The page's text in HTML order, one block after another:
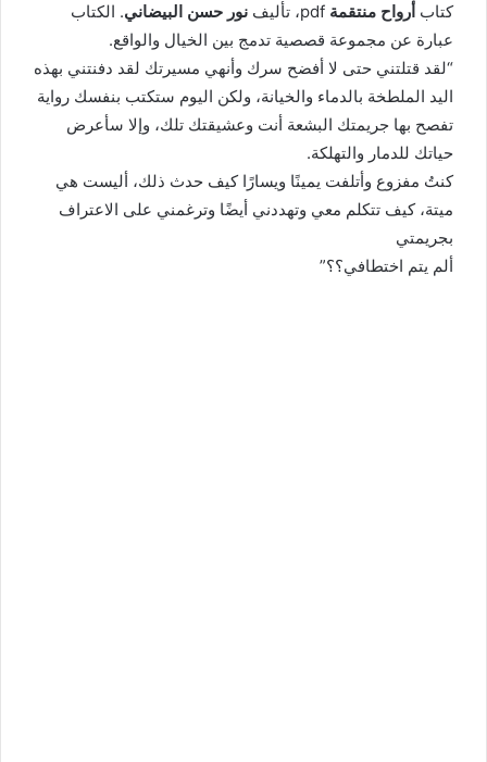
كتاب أرواح منتقمة نور حسن البيضاني. الكتاب
عبارة عن مجموعة قصصية تدمج بين الخيال والواقع.
“لقد قتلتني حتى لا أفضح سرك وأنهي مسيرتك لقد دفنتني بهذه
اليد الملطخة بالدماء والخيانة، ولكن اليوم ستكتب بنفسك رواية
تفصح بها جريمتك البشعة أنت وعشيقتك تلك، وإلا سأعرض
حياتك للدمار والتهلكة.
كنتُ مفزوع وأتلفت يمينًا ويسارًا كيف حدث ذلك، أليست هي
ميتة، كيف تتكلم معي وتهددني أيضًا وترغمني على الاعتراف
بجريمتي
ألم يتم اختطافي؟؟”